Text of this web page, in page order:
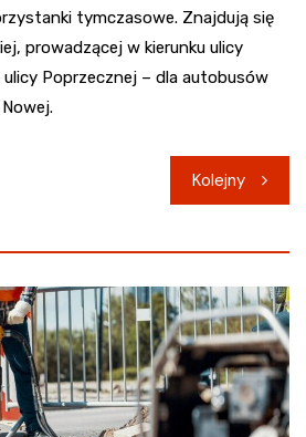
tymczasowe. Znajdują się
prowadzącej w kierunku ulicy
ulicy Poprzecznej – dla autobusów
Kolejny